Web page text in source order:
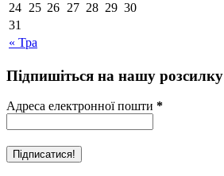
« Тра
24 25 26 27 28 29 30
31
Підпишіться на нашу розсилку
Адреса електронної пошти *